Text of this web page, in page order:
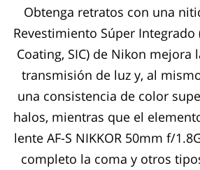
Obtenga retratos con una
Revestimiento Súper Integrado
Coating, SIC) de Nikon mejora
transmisión de luz y, al
una consistencia de color
halos, mientras que el
lente AF-S NIKKOR 50mm f/
completo la coma y otros